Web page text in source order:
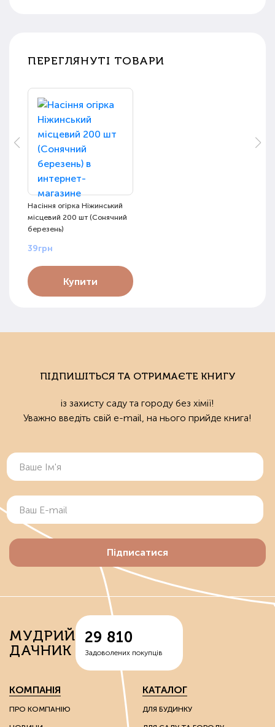
ПЕРЕГЛЯНУТІ ТОВАРИ
Насіння огірка Ніжинський
місцевий 200 шт (Сонячний
березень)
39грн
Купити
ПІДПИШІТЬСЯ ТА ОТРИМАЄТЕ КНИГУ
із захисту саду та городу без хімії!
Уважно введіть свій e-mail, на нього прийде книга!
Підписатися
МУДРИЙ
ДАЧНИК
29 810
Задоволених покупців
КОМПАНІЯ
ПРО КОМПАНІЮ
КАТАЛОГ
ДЛЯ БУДИНКУ